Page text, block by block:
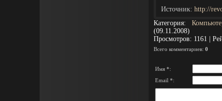
Источник: http://
Категория:
(09.11.2008)
Просмотров: 1161
Всего комментариев: 0
Имя *:
Email *: